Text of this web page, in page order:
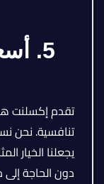
تقدم إكسلنت
تنافسية. نحن
يجعلنا الخيار
دون الحاجة إلى